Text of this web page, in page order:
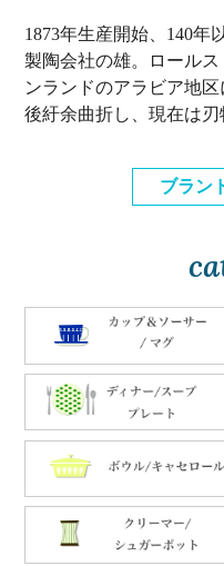
1873年生産開始、140年
製陶会社の雄。ロール
ンランドのアラビア地
後紆余曲折し、現在は刃
ブラン